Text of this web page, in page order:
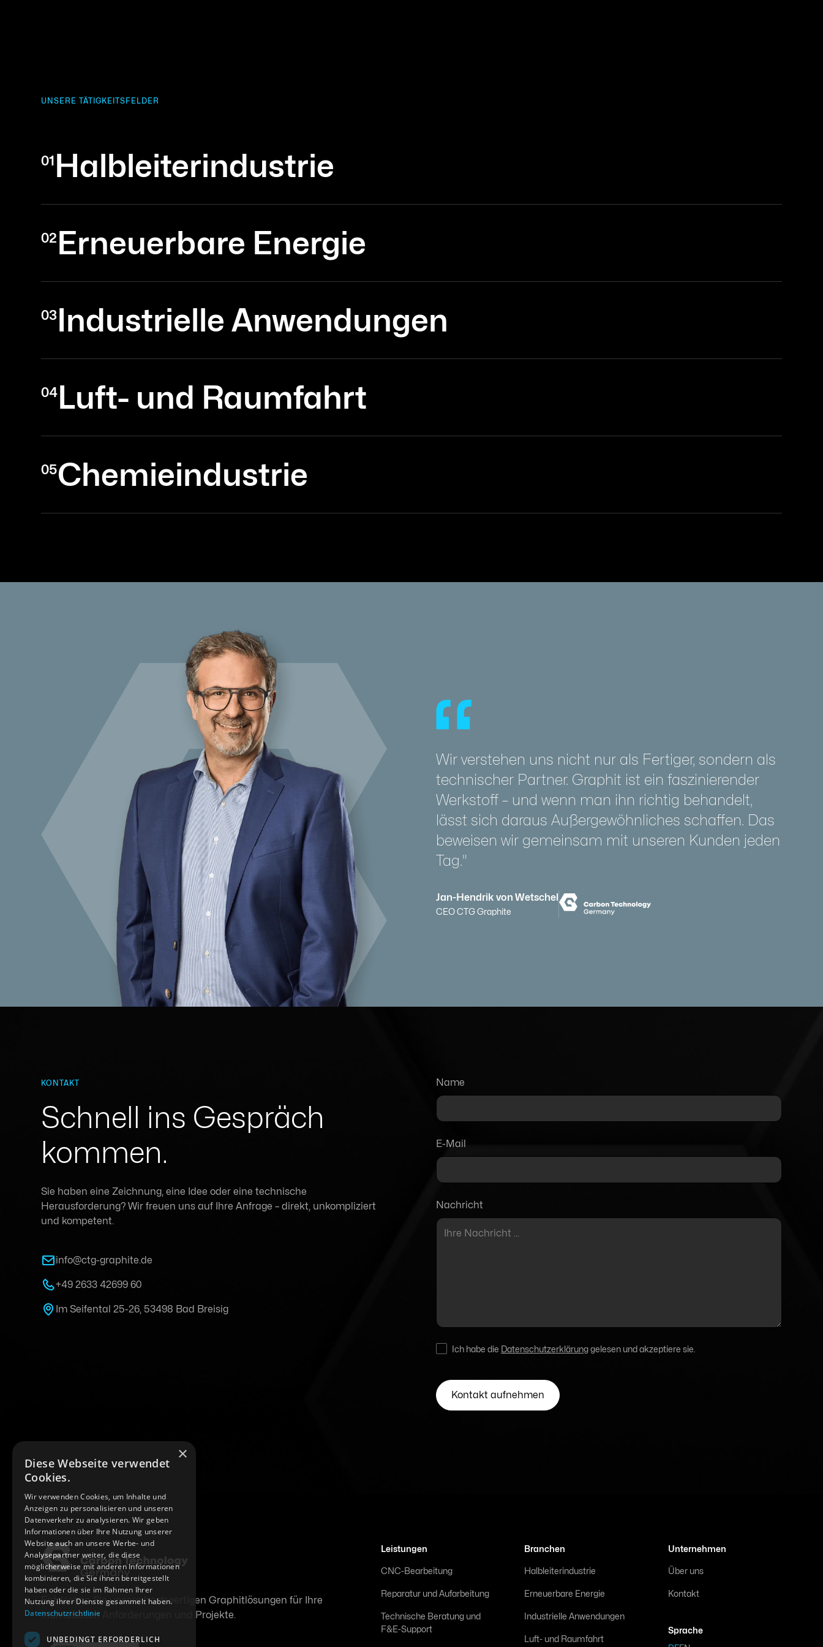
UNSERE TÄTIGKEITSFELDER
01Halbleiterindustrie
02Erneuerbare Energie
03Industrielle Anwendungen
04Luft- und Raumfahrt
05Chemieindustrie
Wir verstehen uns nicht nur als Fertiger, sondern als
technischer Partner. Graphit ist ein faszinierender
Werkstoff – und wenn man ihn richtig behandelt,
lässt sich daraus Außergewöhnliches schaffen. Das
beweisen wir gemeinsam mit unseren Kunden jeden
Tag."
Jan-Hendrik von Wetschel
CEO CTG Graphite
KONTAKT
Schnell ins Gespräch
kommen.
Sie haben eine Zeichnung, eine Idee oder eine technische
Herausforderung? Wir freuen uns auf Ihre Anfrage – direkt, unkompliziert
und kompetent.
info@ctg-graphite.de
+49 2633 42699 60
Im Seifental 25-26, 53498 Bad Breisig
Name
E-Mail
Nachricht
Ich habe die Datenschutzerklärunggelesen und akzeptiere sie.
Entdecken Sie unsere hochwertigen Graphitlösungen für Ihre
individuellen Anforderungen und Projekte.
Leistungen
CNC-Bearbeitung
Reparatur und Aufarbeitung
Technische Beratung und
F&E-Support
Branchen
Halbleiterindustrie
Erneuerbare Energie
Industrielle Anwendungen
Luft- und Raumfahrt
Unternehmen
Über uns
Kontakt
Sprache
×
Diese Webseite verwendet
Cookies.
Wir verwenden Cookies, um Inhalte und
Anzeigen zu personalisieren und unseren
Datenverkehr zu analysieren. Wir geben
Informationen über Ihre Nutzung unserer
Website auch an unsere Werbe- und
Analysepartner weiter, die diese
möglicherweise mit anderen Informationen
kombinieren, die Sie ihnen bereitgestellt
haben oder die sie im Rahmen Ihrer
Nutzung ihrer Dienste gesammelt haben.
Datenschutzrichtlinie
UNBEDINGT ERFORDERLICH